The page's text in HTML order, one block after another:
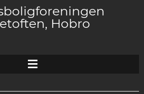
Hobro